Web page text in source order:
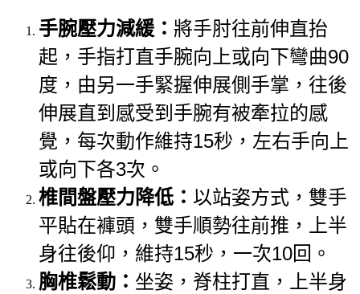
手腕壓力減緩： 將手肘往前伸直抬
起，手指打直手腕向上或向下彎曲90
度，由另一手緊握伸展側手掌，往後
伸展直到感受到手腕有被牽拉的感
覺，每次動作維持15秒，左右手向上
或向下各3次。
椎間盤壓力降低： 以站姿方式，雙手
平貼在褲頭，雙手順勢往前推，上半
身往後仰，維持15秒，一次10回。
胸椎鬆動： 坐姿，脊柱打直，上半身